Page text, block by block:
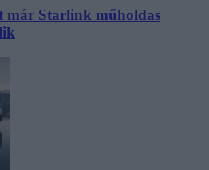
már Starlink műholdas